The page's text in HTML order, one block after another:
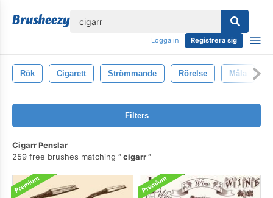
Logga in Registrera sig
Rök Cigarett Strömmande Rörelse Måla
Filters
Cigarr Penslar
259 free brushes matching
cigarr